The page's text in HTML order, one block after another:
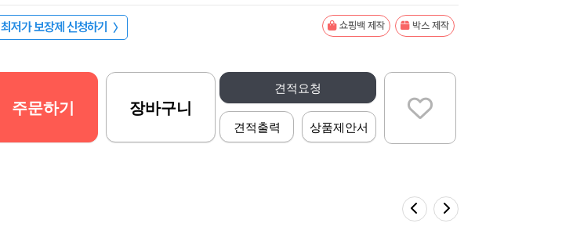
최저가 보장제 신청하기 〉 쇼핑백 제작 박스 제작
견적요청
견적출력 상품제안서
주문하기 장바구니